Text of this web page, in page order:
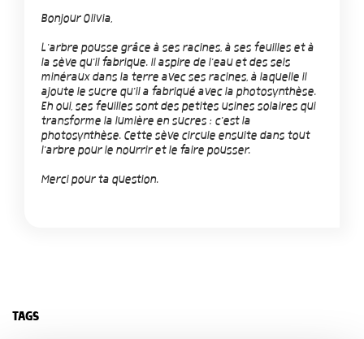
Bonjour Olivia,
L'arbre pousse grâce à ses racines, à ses feuilles et à
la sève qu'il fabrique. Il aspire de l'eau et des sels
minéraux dans la terre avec ses racines, à laquelle il
ajoute le sucre qu'il a fabriqué avec la photosynthèse.
Eh oui, ses feuilles sont des petites usines solaires qui
transforme la lumière en sucres : c'est la
photosynthèse. Cette sève circule ensuite dans tout
l'arbre pour le nourrir et le faire pousser.
Merci pour ta question.
TAGS